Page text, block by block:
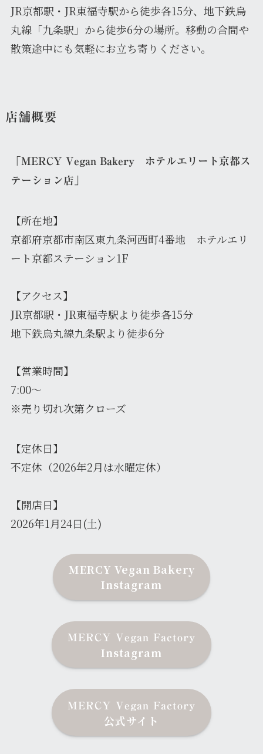
JR京都駅・JR東福寺駅から徒歩各15分、地下鉄烏
丸線「九条駅」から徒歩6分の場所。移動の合間や
散策途中にも気軽にお立ち寄りください。
店舗概要
「MERCY Vegan Bakery ホテルエリート京都ス
テーション店」
【所在地】
京都府京都市南区東九条河西町4番地 ホテルエリ
ート京都ステーション1F
【アクセス】
JR京都駅・JR東福寺駅より徒歩各15分
地下鉄烏丸線九条駅より徒歩6分
【営業時間】
7:00～
※売り切れ次第クローズ
【定休日】
不定休（2026年2月は水曜定休）
【開店日】
2026年1月24日(土)
MERCY Vegan Bakery
Instagram
MERCY Vegan Factory
Instagram
MERCY Vegan Factory
公式サイト